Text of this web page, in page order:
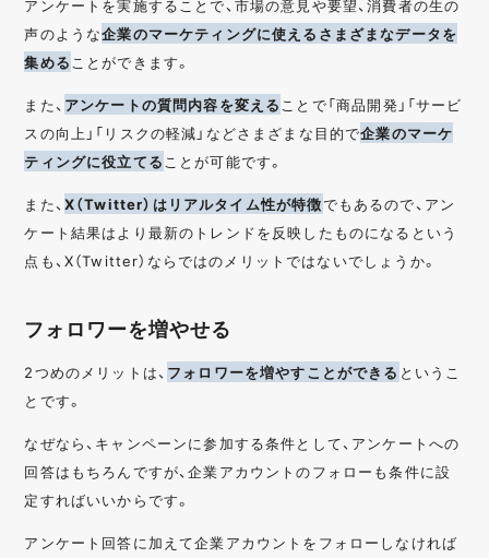
アンケートを実施することで、市場の意見や要望、消費者の生の
声のような企業のマーケティングに使えるさまざまなデータを
集める ことができます。
また、 アンケートの質問内容を変える ことで「商品開発」「サービ
スの向上」「リスクの軽減」などさまざまな目的で企業のマーケ
ティングに役立てる ことが可能です。
また、 X（Twitter）はリアルタイム性が特徴でもあるので、アン
ケート結果はより最新のトレンドを反映したものになるという
点も、X（Twitter）ならではのメリットではないでしょうか。
フォロワーを増やせる
2つめのメリットは、 フォロワーを増やすことができる というこ
とです。
なぜなら、キャンペーンに参加する条件として、アンケートへの
回答はもちろんですが、企業アカウントのフォローも条件に設
定すればいいからです。
アンケート回答に加えて企業アカウントをフォローしなければ